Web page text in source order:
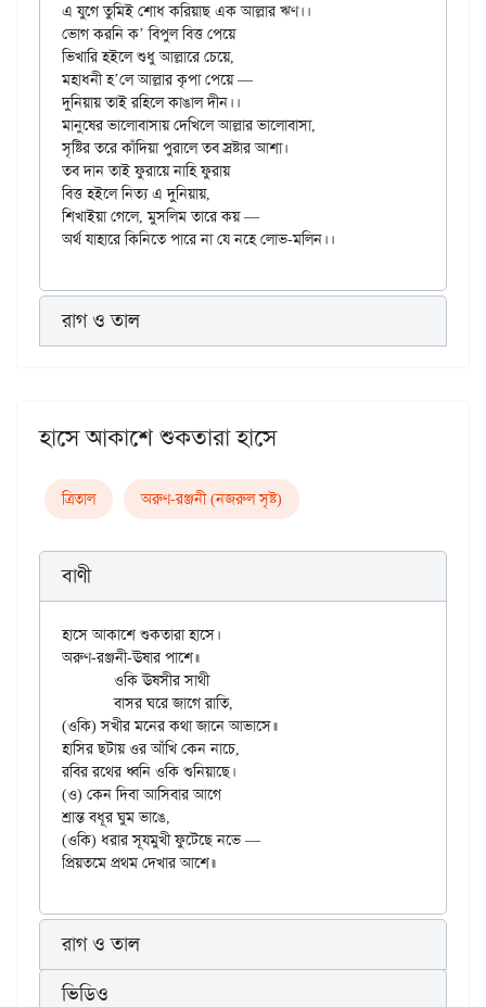
এ যুগে তুমিই শোধ করিয়াছ এক আল্লার ঋণ।।
ভোগ করনি ক’ বিপুল বিত্ত পেয়ে
ভিখারি হইলে শুধু আল্লারে চেয়ে,
মহাধনী হ’লে আল্লার কৃপা পেয়ে —
দুনিয়ায় তাই রহিলে কাঙাল দীন।।
মানুষের ভালোবাসায় দেখিলে আল্লার ভালোবাসা,
সৃষ্টির তরে কাঁদিয়া পুরালে তব স্রষ্টার আশা।
তব দান তাই ফুরায়ে নাহি ফুরায়
বিত্ত হইলে নিত্য এ দুনিয়ায়,
শিখাইয়া গেলে, মুসলিম তারে কয় —
রাগ ও তাল
হাসে আকাশে শুকতারা হাসে
ত্রিতাল অরুণ-রঞ্জনী (নজরুল সৃষ্ট)
বাণী
হাসে আকাশে শুকতারা হাসে।
অরুণ-রঞ্জনী-ঊষার পাশে॥
	বাসর ঘরে জাগে রাতি,
(ওকি) সখীর মনের কথা জানে আভাসে॥
হাসির ছটায় ওর আঁখি কেন নাচে,
রবির রথের ধ্বনি ওকি শুনিয়াছে।
(ও) কেন দিবা আসিবার আগে
শ্রান্ত বধূর ঘুম ভাঙে,
(ওকি) ধরার সূযমুখী ফুটেছে নভে —
রাগ ও তাল
ভিডিও